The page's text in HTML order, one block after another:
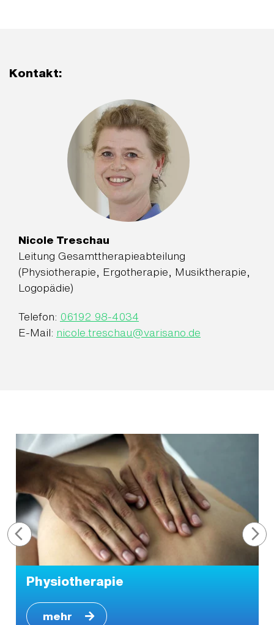
Kontakt:
Nicole Treschau
Leitung Gesamttherapieabteilung
(Physiotherapie, Ergotherapie, Musiktherapie,
Logopädie)
Telefon: 06192 98-4034
E-Mail: nicole.treschau@varisano.de
Physiotherapie
mehr